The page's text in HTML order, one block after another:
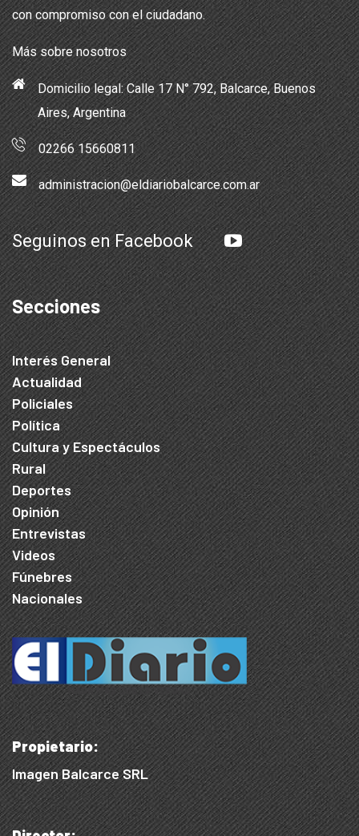
con compromiso con el ciudadano.
Más sobre nosotros
Domicilio legal: Calle 17 N° 792, Balcarce, Buenos
Aires, Argentina
02266 15660811
administracion@eldiariobalcarce.com.ar
Seguinos en Facebook
Secciones
Interés General
Actualidad
Policiales
Política
Cultura y Espectáculos
Rural
Deportes
Opinión
Entrevistas
Videos
Fúnebres
Nacionales
Propietario:
Imagen Balcarce SRL